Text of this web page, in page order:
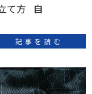
て方 自
記事を読む